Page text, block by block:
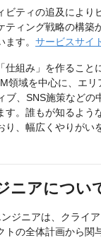
ビティの追及により
ティング戦略の構築
す。 サービスサイ
仕組み」を作ること
領域を中心に、エ
ブ、SNS施策などの
す。誰もが知るよう
り、幅広くやりがい
ニアについ
ジニアは、クライ
トの全体計画から関